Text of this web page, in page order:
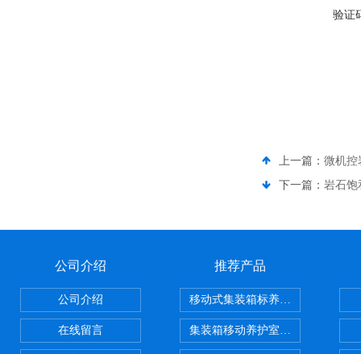
验证
上一篇： 微机控
下一篇： 岩石饱
公司介绍
公司介绍
在线留言
推荐产品
移动式集装箱标养室 养护室设备
集装箱移动养护室 标养室